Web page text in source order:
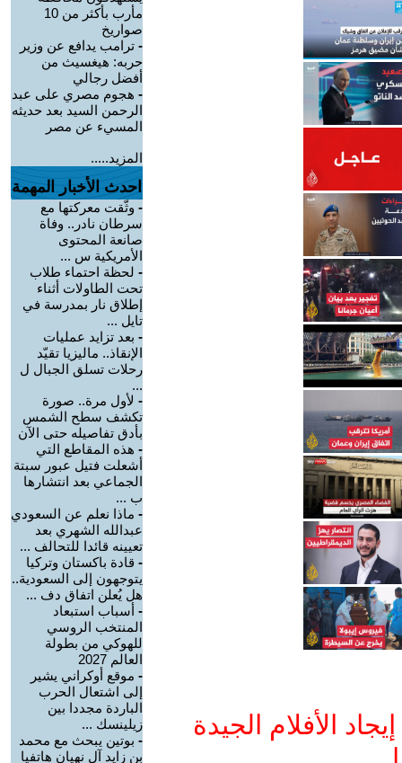
الأفلام الجيدة
مأرب بأكثر من 10
صواريخ
- ترامب يدافع عن وزير
حربه: هيغسيث من
أفضل رجالي
- هجوم مصري على عبد
الرحمن السيد بعد حديثه
المسيء عن مصر
المزيد.....
احدث الأخبار المهمة
- وثّقت معركتها مع
سرطان نادر.. وفاة
صانعة المحتوى
الأمريكية س ...
- لحظة احتماء طلاب
تحت الطاولات أثناء
إطلاق نار بمدرسة في
تايل ...
- بعد تزايد عمليات
الإنقاذ.. ماليزيا تقيّد
رحلات تسلق الجبال ل
...
- لأول مرة.. صورة
تكشف سطح الشمس
بأدق تفاصيله حتى الآن
- هذه المقاطع التي
أشعلت فتيل عبور سبتة
الجماعي بعد انتشارها
ب ...
- ماذا نعلم عن السعودي
عبدالله الشهري بعد
تعيينه قائدا للتحالف ...
- قادة باكستان وتركيا
يتوجهون إلى السعودية..
هل يُعلن اتفاق دف ...
- أسباب استبعاد
المنتخب الروسي
للهوكي من بطولة
العالم 2027
- موقع أوكراني يشير
إلى اشتعال الحرب
الباردة مجددا بين
زيلينسك ...
- بوتين يبحث مع محمد
بن زايد آل نهيان هاتفيا